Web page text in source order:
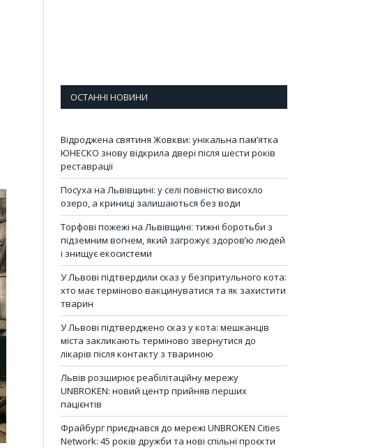
ОСТАННІ НОВИНИ
Відроджена святиня Жовкви: унікальна пам’ятка
ЮНЕСКО знову відкрила двері після шести років
реставрації
Посуха на Львівщині: у селі повністю висохло
озеро, а криниці залишаються без води
Торфові пожежі на Львівщині: тижні боротьби з
підземним вогнем, який загрожує здоров’ю людей
і знищує екосистеми
У Львові підтвердили сказ у безпритульного кота:
хто має терміново вакцинуватися та як захистити
тварин
У Львові підтверджено сказ у кота: мешканців
міста закликають терміново звернутися до
лікарів після контакту з твариною
Львів розширює реабілітаційну мережу
UNBROKEN: новий центр прийняв перших
пацієнтів
Фрайбург приєднався до мережі UNBROKEN Cities
Network: 45 років дружби та нові спільні проєкти